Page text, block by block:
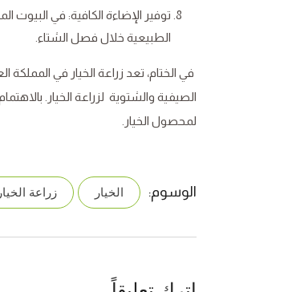
توفير الإضاءة الكافية: في
الطبيعية خلال فصل الشتاء.
في الختام، تعد زراعة الخيار في
الصيفية والشتوية لزراعة الخيار.
لمحصول الخيار.
الوسوم: الخيار زراعة الخيار